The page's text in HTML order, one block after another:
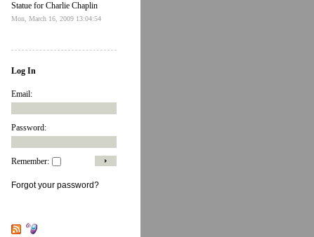
Statue for Charlie Chaplin
Mon, March 16, 2009 13:04:54
Log In
Email:
Password:
Remember:
Forgot your password?